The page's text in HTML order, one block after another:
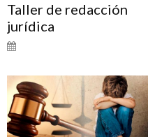
Taller de redacción
jurídica